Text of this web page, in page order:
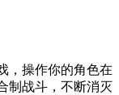
，操作你的角色在
制战斗，不断消灭